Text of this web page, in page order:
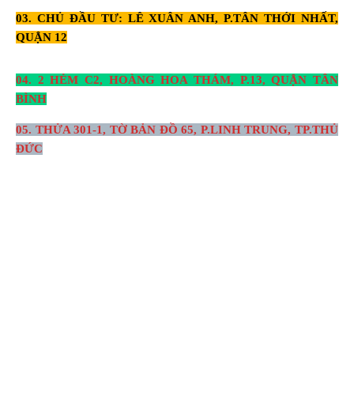
03. CHỦ ĐẦU TƯ: LÊ XUÂN ANH, P.TÂN THỚI NHẤT,
QUẬN 12
04. 2 HẺM C2, HOÀNG HOA THÁM, P.13, QUẬN TÂN
BÌNH
05. THỬA 301-1, TỜ BẢN ĐỒ 65, P.LINH TRUNG, TP.THỦ
ĐỨC